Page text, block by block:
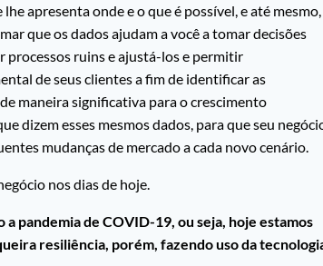
apresenta onde e o que é possível, e até mesmo,
que os dados ajudam a você a tomar decisões
processos ruins e ajustá-los e permitir
de seus clientes a fim de identificar as
maneira significativa para o crescimento
dizem esses mesmos dados, para que seu
mudanças de mercado a cada novo cenário.
nos dias de hoje.
pandemia de COVID-19, ou seja, hoje estamos
resiliência, porém, fazendo uso da